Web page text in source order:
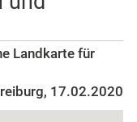
Landkarte für
17.02.2020